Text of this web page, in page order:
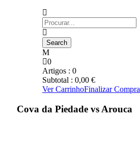
0
Artigos : 0
Subtotal : 0,00 €
Ver CarrinhoFinalizar Compra
Cova da Piedade vs Arouca